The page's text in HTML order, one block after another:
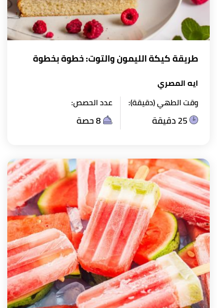
طريقة كيكة الليمون والتوت: خطوة بخطوة
ايه المصري
وقت الطهي (دقيقة):
عدد الحصص: